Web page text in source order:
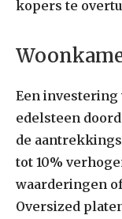
kopers te
Een investering
edelsteen
de
tot 10%
waarderingen
Oversized